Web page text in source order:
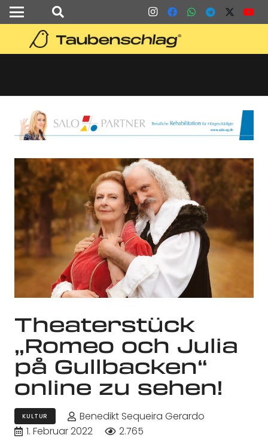
Theaterstück
„Romeo och Julia
på Gullbacken“
online zu sehen!
KULTUR
Benedikt Sequeira Gerardo
1. Februar 2022
2.765